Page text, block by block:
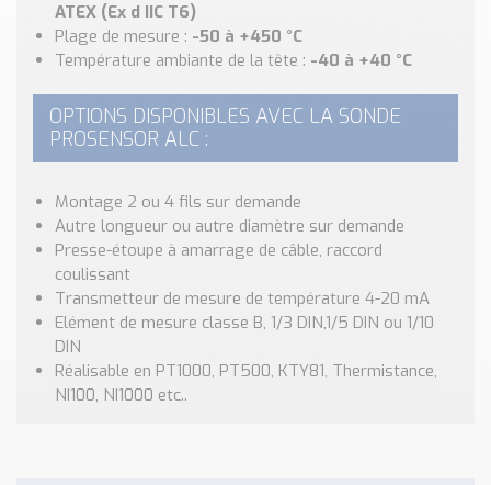
Calculateur Chauffage/Liquide/Gaz
Blog
Nos Réalisations
Conseils et Actualités
Catalogue des essentiels pour les brasseries et micro-
Contact & Devis
Devis, Tarifs, Renseignements techniques
ATEX (Ex d IIC T6)
Plage de mesure : -50 à +450 °C
Température ambiante de la tête : -40 à +40 °C
OPTIONS DISPONIBLES AVEC LA SONDE
PROSENSOR ALC :
Montage 2 ou 4 fils sur demande
Autre longueur ou autre diamètre sur demande
Presse-étoupe à amarrage de câble, raccord
coulissant
Transmetteur de mesure de température 4-20 mA
Elément de mesure classe B, 1/3 DIN,1/5 DIN ou 1/10
DIN
Réalisable en PT1000, PT500, KTY81, Thermistance,
NI100, NI1000 etc..